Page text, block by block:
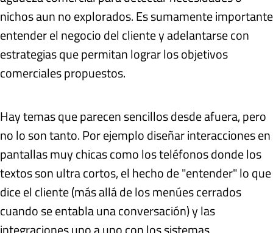
nichos aun no explorados. Es sumamente importante
entender el negocio del cliente y adelantarse con
estrategias que permitan lograr los objetivos
comerciales propuestos.
Hay temas que parecen sencillos desde afuera, pero
no lo son tanto. Por ejemplo diseñar interacciones en
pantallas muy chicas como los teléfonos donde los
textos son ultra cortos, el hecho de "entender" lo que
dice el cliente (más allá de los menúes cerrados
cuando se entabla una conversación) y las